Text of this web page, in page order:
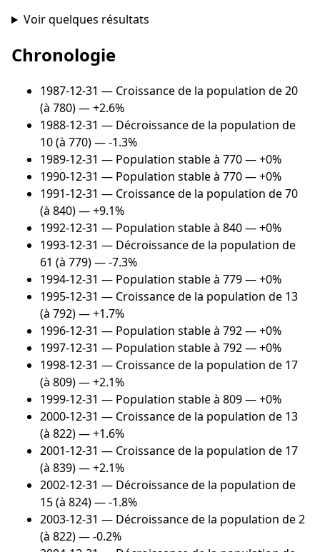
Voir quelques résultats
Chronologie
1987-12-31 — Croissance de la population de 20
(à 780) — +2.6%
1988-12-31 — Décroissance de la population de
10 (à 770) — -1.3%
1989-12-31 — Population stable à 770 — +0%
1990-12-31 — Population stable à 770 — +0%
1991-12-31 — Croissance de la population de 70
(à 840) — +9.1%
1992-12-31 — Population stable à 840 — +0%
1993-12-31 — Décroissance de la population de
61 (à 779) — -7.3%
1994-12-31 — Population stable à 779 — +0%
1995-12-31 — Croissance de la population de 13
(à 792) — +1.7%
1996-12-31 — Population stable à 792 — +0%
1997-12-31 — Population stable à 792 — +0%
1998-12-31 — Croissance de la population de 17
(à 809) — +2.1%
1999-12-31 — Population stable à 809 — +0%
2000-12-31 — Croissance de la population de 13
(à 822) — +1.6%
2001-12-31 — Croissance de la population de 17
(à 839) — +2.1%
2002-12-31 — Décroissance de la population de
15 (à 824) — -1.8%
2003-12-31 — Décroissance de la population de 2
(à 822) — -0.2%